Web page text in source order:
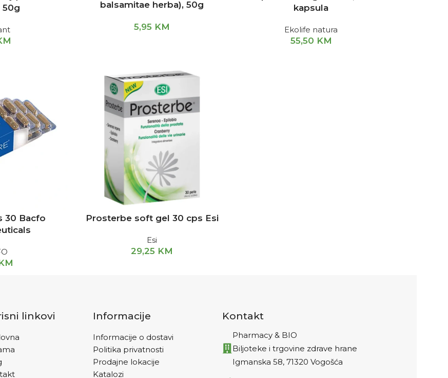
50g
balsamitae herba), 50g
5,95 KM
kapsula
Ekolife natura
55,50 KM
30 Bacfo
Prosterbe soft gel 30 cps Esi
Esi
29,25 KM
linkovi Informacije
Informacije o dostavi
Politika privatnosti
Prodajne lokacije
Katalozi
Kontakt
Pharmacy & BIO
Biljoteke i trgovine zdrave hrane
Igmanska 58, 71320 Vogošća